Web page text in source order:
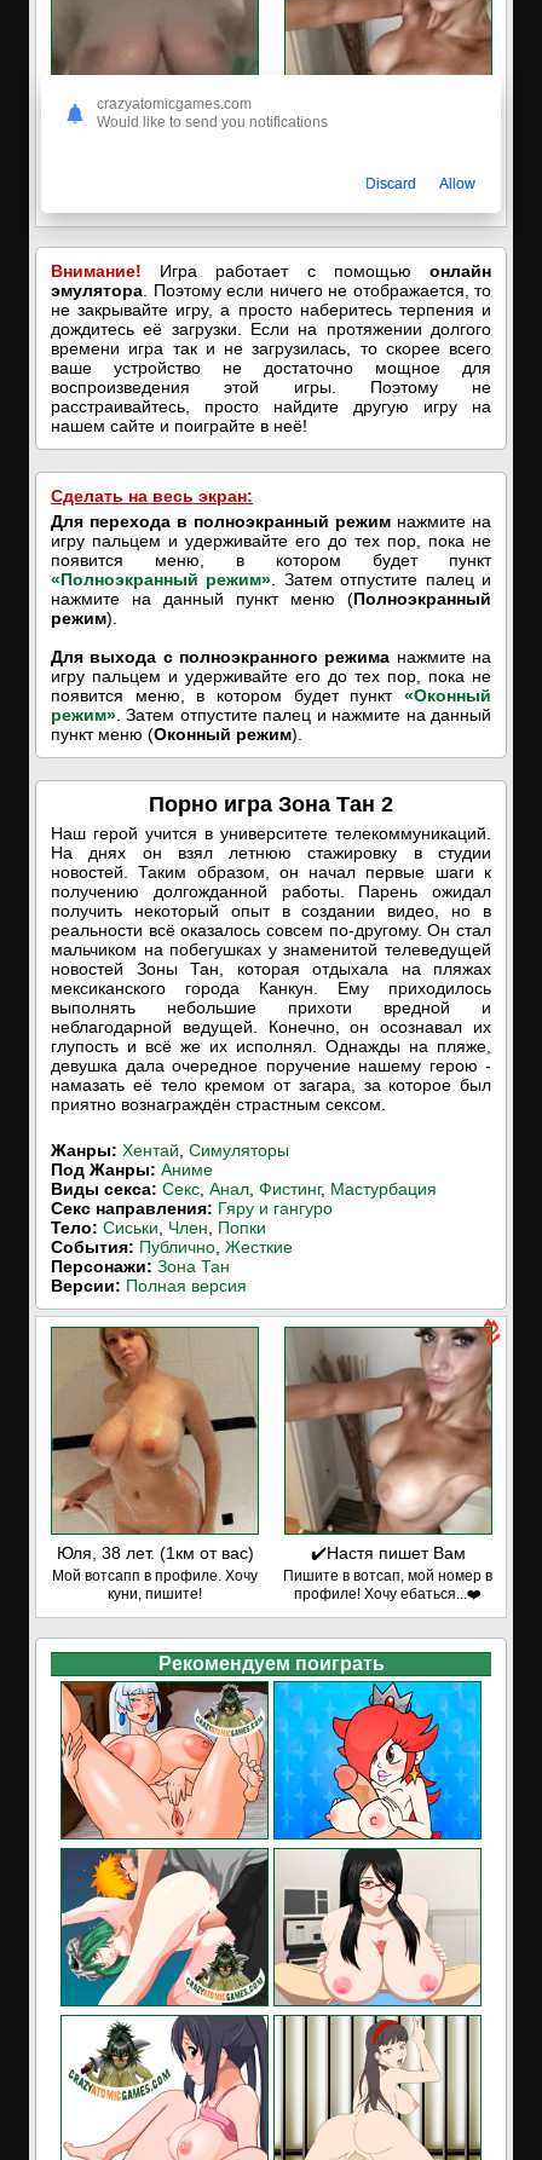
Пишите в вотсап, мой номер в
Внимание! Игра работает с помощью онлайн
эмулятора . Поэтому если ничего не отображается, то
не закрывайте игру, а просто наберитесь терпения и
дождитесь её загрузки. Если на протяжении долгого
времени игра так и не загрузилась, то скорее всего
ваше устройство не достаточно мощное для
воспроизведения этой игры. Поэтому не
расстраивайтесь, просто найдите другую игру на
нашем сайте и поиграйте в неё!
Сделать на весь экран:
Для перехода в полноэкранный режим нажмите на
игру пальцем и удерживайте его до тех пор, пока не
появится меню, в котором будет пункт
«Полноэкранный режим» . Затем отпустите палец и
нажмите на данный пункт меню (Полноэкранный
режим).
Для выхода с полноэкранного режима нажмите на
игру пальцем и удерживайте его до тех пор, пока не
появится меню, в котором будет пункт «Оконный
режим» . Затем отпустите палец и нажмите на данный
пункт меню (Оконный режим).
Порно игра Зона Тан 2
Наш герой учится в университете телекоммуникаций.
На днях он взял летнюю стажировку в студии
новостей. Таким образом, он начал первые шаги к
получению долгожданной работы. Парень ожидал
получить некоторый опыт в создании видео, но в
реальности всё оказалось совсем по-другому. Он стал
мальчиком на побегушках у знаменитой телеведущей
новостей Зоны Тан, которая отдыхала на пляжах
мексиканского города Канкун. Ему приходилось
выполнять небольшие прихоти вредной и
неблагодарной ведущей. Конечно, он осознавал их
глупость и всё же их исполнял. Однажды на пляже,
девушка дала очередное поручение нашему герою -
намазать её тело кремом от загара, за которое был
приятно вознаграждён страстным сексом.
Жанры: Хентай Симуляторы
Под Жанры: Аниме
Виды секса: Секс Анал Фистинг, Мастурбация
Cекс направления: Гяру и гангуро
Тело: Сиськи Член
Попки
События: Публично Жесткие
Персонажи: Зона Тан
Версии: Полная версия
Юля, 38 лет. (1км от вас)
Мой вотсапп в профиле. Хочу
куни, пишите!
✔️Настя пишет Вам
Пишите в вотсап, мой номер в
профиле! Хочу ебаться...❤️
Рекомендуем поиграть
crazyatomicgames.com
Would like to send you notifications
Discard Allow